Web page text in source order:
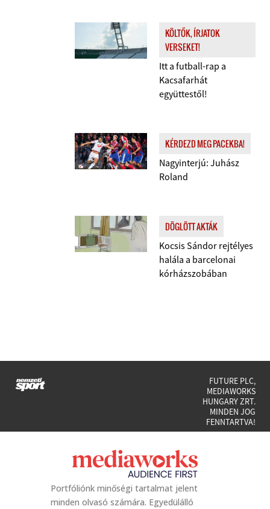
KÖLTŐK, ÍRJATOK
VERSEKET!
Itt a futball-rap a
Kacsafarhát
együttestől!
KÉRDEZD MEG PACEKBA!
Nagyinterjú: Juhász
Roland
DÖGLÖTT AKTÁK
Kocsis Sándor rejtélyes
halála a barcelonai
kórházszobában
FUTURE PLC,
MEDIAWORKS
HUNGARY ZRT.
MINDEN JOG
FENNTARTVA!
Portfóliónk minőségi tartalmat jelent
minden olvasó számára. Egyedülálló